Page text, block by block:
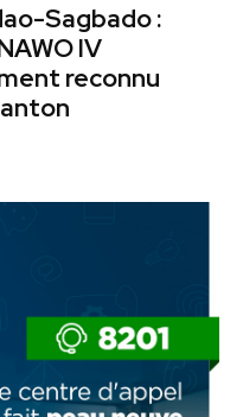
Sagbado :
IV
reconnu